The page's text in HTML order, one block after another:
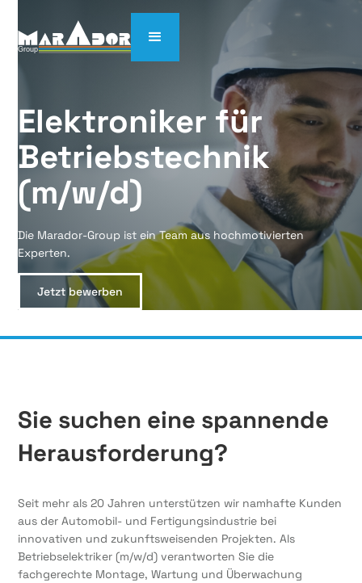
Elektroniker für
Betriebstechnik
(m/w/d)
Die Marador-Group ist ein Team aus hochmotivierten
Experten.
Jetzt bewerben
Sie suchen eine spannende
Herausforderung?
Seit mehr als 20 Jahren unterstützen wir namhafte Kunden
aus der Automobil- und Fertigungsindustrie bei
innovativen und zukunftsweisenden Projekten. Als
Betriebselektriker (m/w/d) verantworten Sie die
fachgerechte Montage, Wartung und Überwachung